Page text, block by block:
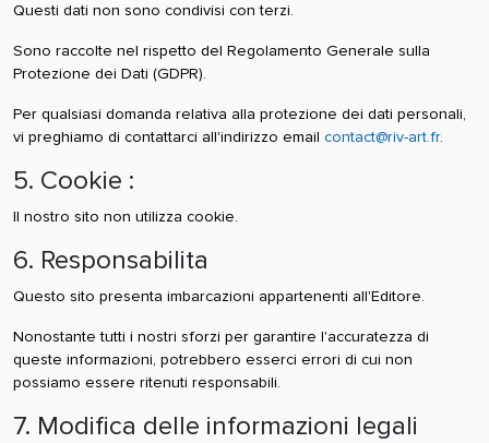
Questi dati non sono condivisi con terzi.
Sono raccolte nel rispetto del Regolamento Generale sulla
Protezione dei Dati (GDPR).
Per qualsiasi domanda relativa alla protezione dei dati personali,
vi preghiamo di contattarci all'indirizzo email contact@riv-art.fr.
5. Cookie :
Il nostro sito non utilizza cookie.
6. Responsabilita
Questo sito presenta imbarcazioni appartenenti all'Editore.
Nonostante tutti i nostri sforzi per garantire l'accuratezza di
queste informazioni, potrebbero esserci errori di cui non
possiamo essere ritenuti responsabili.
7. Modifica delle informazioni legali